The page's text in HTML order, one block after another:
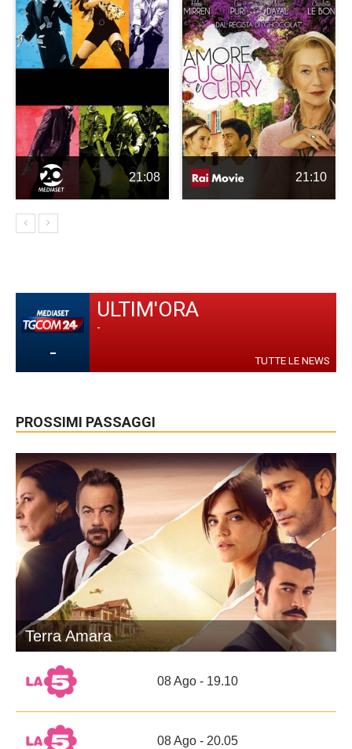
21:08 21:10
-
ULTIM'ORA
-
TUTTE LE NEWS
PROSSIMI PASSAGGI
Terra Amara
08 Ago - 19.10
08 Ago - 20.05